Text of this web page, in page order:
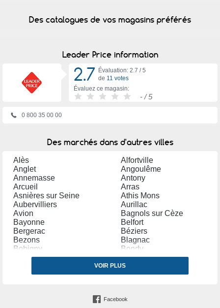
Des catalogues de vos magasins préférés
Leader Price information
2.7 Évaluation: 2.7 /5
de 11 votes
Évaluez ce magasin:
- / 5
0 800 35 00 00
Des marchés dans d'autres villes
Alès
Alfortville
Anglet
Angoulême
Annemasse
Antony
Arcueil
Arras
Asnières sur Seine
Athis Mons
Aubervilliers
Aurillac
Avion
Bagnols sur Cèze
Bayonne
Belfort
Bergerac
Béziers
Bezons
Blagnac
Bobigny
Bondy
Bordeaux
Bourg en Bresse
Brétigny sur Orge
Brive la Gaillarde
Bron
Chambéry
VOIR PLUS
Facebook